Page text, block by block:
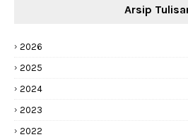
Arsip
2026
2025
2024
2023
2022